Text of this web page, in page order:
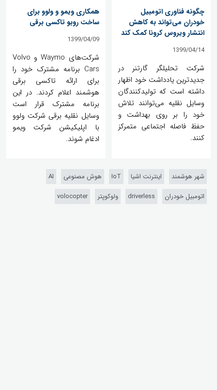
چگونه فناوری اتومبیل
خودران می‌تواند به کاهش
انتشار ویروس کرونا کمک کند
1399/04/14
شرکت تحلیلگر گارتنر در
جدیدترین یادداشت خود اظهار
داشته است که تولیدکنندگان
وسایل نقلیه می‌توانند تلاش
خود را بر روی بهداشت و
حفظ فاصله اجتماعی متمرکز
کنند.
همکاری ویمو و ولوو برای
ساخت روبو تاکسی برقی
1399/04/09
شرکت‌های Waymo و Volvo
Cars برنامه مشترک خود را
برای ارائه تاکسی برقی
هوشمند اعلام کردند. در این
برنامه مشترک قرار است
وسایل نقلیه برقی شرکت ولوو
با اپلیکیشن شرکت ویمو
ادغام شوند.
شهر هوشمند اینترنت اشیا IoT هوش مصنوعی
AI
اتومبیل خودران
driverless ولوکوپتر volocopter